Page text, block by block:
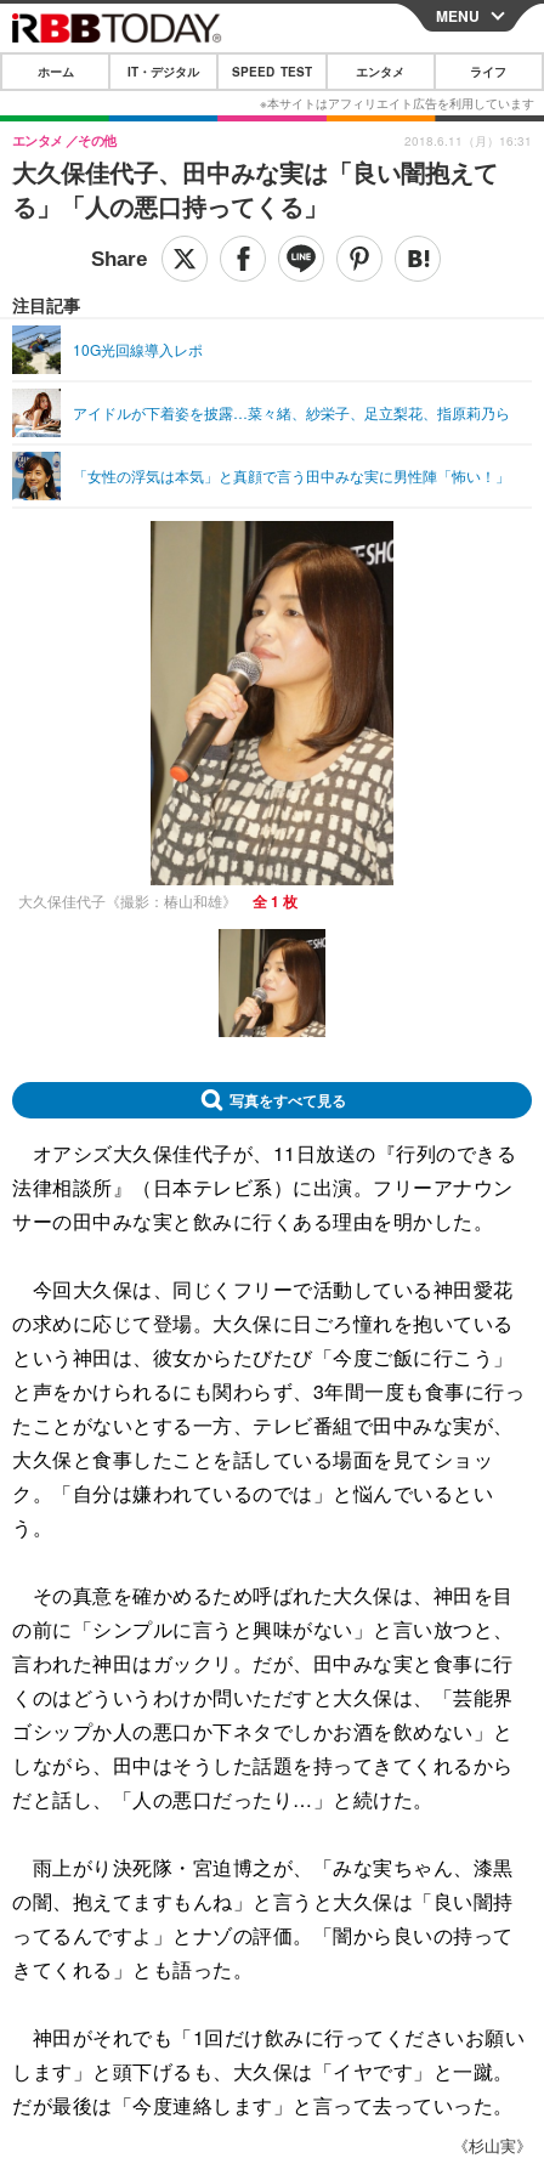
CLOSE
ホーム
IT・デジタル
IT・デジタルTOP スマートフォン
ショッピング その他
SPEED TEST
エンタメTOP 映画・ドラマ
グラビア ブログ
ショッピング その他
ライフTOP
リリース一覧
プッシュ通知の停止方法
MENU
ホーム IT・デジタル SPEED TEST エンタメ ライフ
大久保佳代子、田中みな実は「良い闇抱えて
る」「人の悪口持ってくる」
エンタメ その他
注目記事
10G光回線導入レポ
アイドルが下着姿を披露…菜々緒、紗栄子、足立梨花、指原莉乃ら
「女性の浮気は本気」と真顔で言う田中みな実に男性陣「怖い！」
2018.6.11（月）16:31
大久保佳代子《撮影：椿山和雄》 全 1 枚
写真をすべて見る
オアシズ大久保佳代子が、11日放送の『行列のできる
法律相談所』（日本テレビ系）に出演。フリーアナウン
サーの田中みな実と飲みに行くある理由を明かした。
今回大久保は、同じくフリーで活動している神田愛花
の求めに応じて登場。大久保に日ごろ憧れを抱いている
という神田は、彼女からたびたび「今度ご飯に行こう」
と声をかけられるにも関わらず、3年間一度も食事に行っ
たことがないとする一方、テレビ番組で田中みな実が、
大久保と食事したことを話している場面を見てショッ
ク。「自分は嫌われているのでは」と悩んでいるとい
う。
その真意を確かめるため呼ばれた大久保は、神田を目
の前に「シンプルに言うと興味がない」と言い放つと、
言われた神田はガックリ。だが、田中みな実と食事に行
くのはどういうわけか問いただすと大久保は、「芸能界
ゴシップか人の悪口か下ネタでしかお酒を飲めない」と
しながら、田中はそうした話題を持ってきてくれるから
だと話し、「人の悪口だったり…」と続けた。
雨上がり決死隊・宮迫博之が、「みな実ちゃん、漆黒
の闇、抱えてますもんね」と言うと大久保は「良い闇持
ってるんですよ」とナゾの評価。「闇から良いの持って
きてくれる」とも語った。
神田がそれでも「1回だけ飲みに行ってくださいお願い
します」と頭下げるも、大久保は「イヤです」と一蹴。
だが最後は「今度連絡します」と言って去っていった。
《杉山実》